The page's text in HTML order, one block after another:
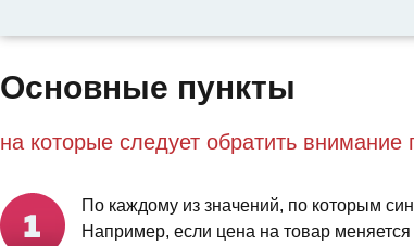
Основные пункты
на которые следует обратить
По каждому из значений, по которым
Например, если цена на товар